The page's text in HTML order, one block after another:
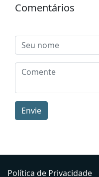
Comentários
Envie
Política de Privacidade